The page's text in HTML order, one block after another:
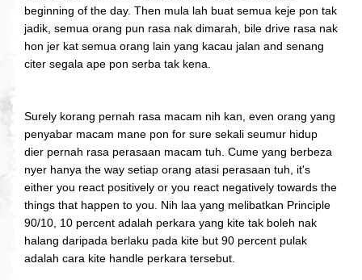
beginning of the day. Then mula lah buat semua keje pon tak
jadik, semua orang pun rasa nak dimarah, bile drive rasa nak
hon jer kat semua orang lain yang kacau jalan and senang
citer segala ape pon serba tak kena.
Surely korang pernah rasa macam nih kan, even orang yang
penyabar macam mane pon for sure sekali seumur hidup
dier pernah rasa perasaan macam tuh. Cume yang berbeza
nyer hanya the way setiap orang atasi perasaan tuh, it's
either you react positively or you react negatively towards the
things that happen to you. Nih laa yang melibatkan Principle
90/10, 10 percent adalah perkara yang kite tak boleh nak
halang daripada berlaku pada kite but 90 percent pulak
adalah cara kite handle perkara tersebut.